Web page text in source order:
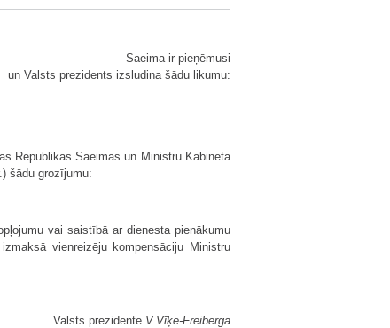
Saeima ir pieņēmusi
un Valsts prezidents izsludina šādu likumu:
Republikas Saeimas un Ministru Kabineta
šādu grozījumu:
vai saistībā ar dienesta pienākumu
vienreizēju kompensāciju Ministru
Valsts prezidente V.Vīķe-Freiberga